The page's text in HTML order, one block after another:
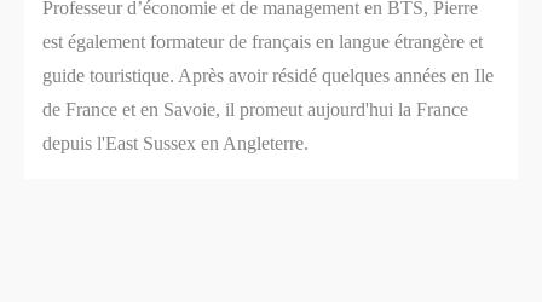
Professeur d’économie et de management en BTS, Pierre
est également formateur de français en langue étrangère et
guide touristique. Après avoir résidé quelques années en Ile
de France et en Savoie, il promeut aujourd'hui la France
depuis l'East Sussex en Angleterre.